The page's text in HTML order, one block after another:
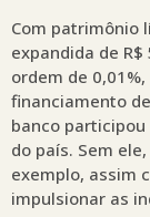
Com patrimônio
expandida de
ordem de
financiamento
banco
do país. Sem
exemplo, assim
impulsionar as